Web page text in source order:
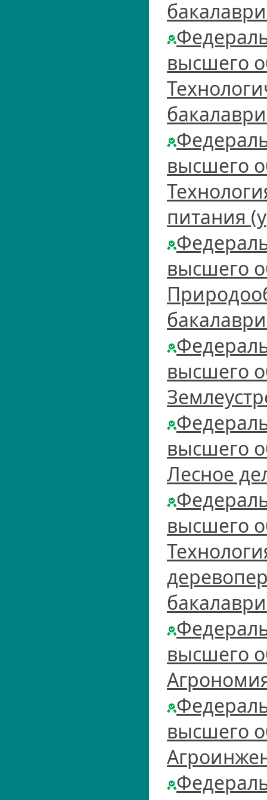
высшего
высшего
питания
высшего
высшего
высшего
Лесное
высшего
высшего
высшего